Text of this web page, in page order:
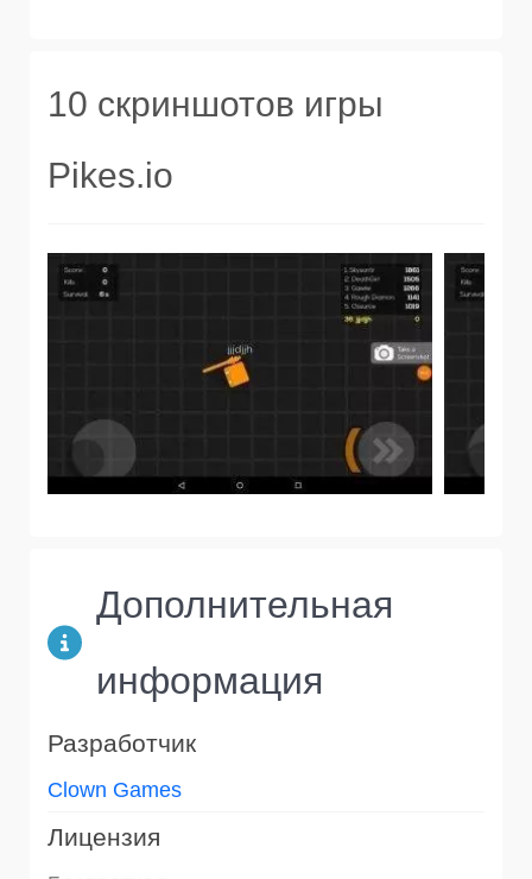
10 скриншотов игры
Pikes.io
Дополнительная
информация
Разработчик
Clown Games
Лицензия